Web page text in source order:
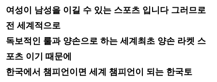
여성이 남성을 이길 수 있는 스포츠 입니다 그러므로
전 세계적으로
독보적인 룰과 양손으로 하는 세계최초 양손 라켓 스
포츠 이기 때문에
한국에서 챔피언이면 세계 챔피언이 되는 한국토